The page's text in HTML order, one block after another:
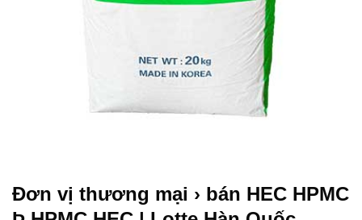
Đơn vị thương mại › bán HEC HPMC